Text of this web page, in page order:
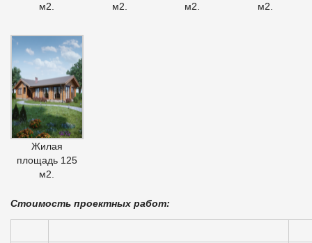
м2.
м2.
м2.
м2.
Жилая
площадь 125
м2.
Стоимость проектных работ: